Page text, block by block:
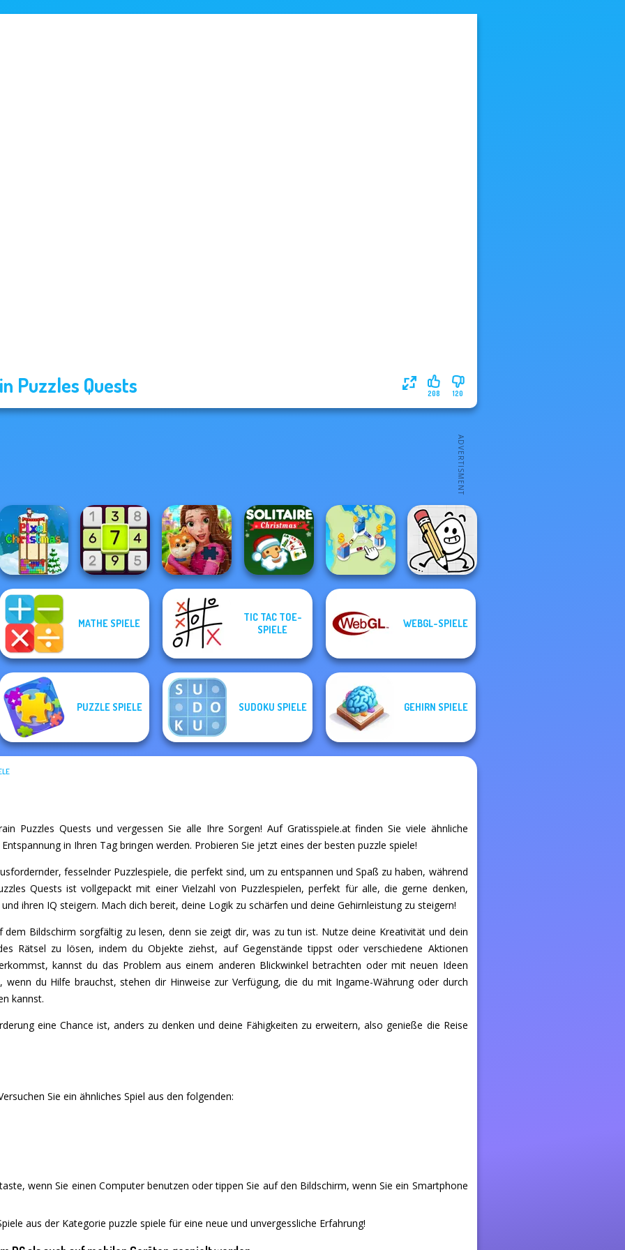
Puzzles Quests 120
208
Pixel Christmas Royal Jigsaw
Solitaire Classic
Christmas
State Connect
MATHE SPIELE
TIC TAC TOE-
SPIELE
WEBGL-SPIELE
PUZZLE SPIELE SUDOKU SPIELE GEHIRN SPIELE
Puzzles Quests und vergessen Sie alle Ihre Sorgen! Auf Gratisspiele.at finden Sie viele ähnliche
in Ihren Tag bringen werden. Probieren Sie jetzt eines der besten puzzle spiele!
fesselnder Puzzlespiele, die perfekt sind, um zu entspannen und Spaß zu haben, während
Quests ist vollgepackt mit einer Vielzahl von Puzzlespielen, perfekt für alle, die gerne denken,
ihren IQ steigern. Mach dich bereit, deine Logik zu schärfen und deine Gehirnleistung zu steigern!
Bildschirm sorgfältig zu lesen, denn sie zeigt dir, was zu tun ist. Nutze deine Kreativität und dein
Rätsel zu lösen, indem du Objekte ziehst, auf Gegenstände tippst oder verschiedene Aktionen
kannst du das Problem aus einem anderen Blickwinkel betrachten oder mit neuen Ideen
wenn du Hilfe brauchst, stehen dir Hinweise zur Verfügung, die du mit Ingame-Währung oder durch
kannst.
eine Chance ist, anders zu denken und deine Fähigkeiten zu erweitern, also genieße die Reise
Sie ein ähnliches Spiel aus den folgenden:
wenn Sie einen Computer benutzen oder tippen Sie auf den Bildschirm, wenn Sie ein Smartphone
aus der Kategorie puzzle spiele für eine neue und unvergessliche Erfahrung!